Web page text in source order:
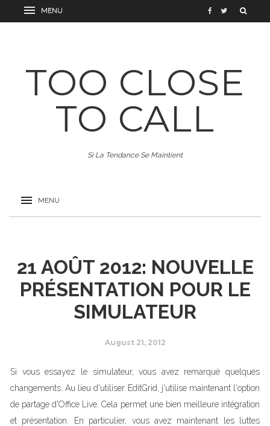
TOO CLOSE
TO CALL
Si La Tendance Se Maintient
21 AOÛT 2012: NOUVELLE
PRÉSENTATION POUR LE
SIMULATEUR
August 21, 2012
Si vous essayez le simulateur, vous avez remarqué quelques
changements. Au lieu d'utiliser EditGrid, j'utilise maintenant l'option
de partage d'Office Live. Cela permet une bien meilleure intégration
et présentation. En particulier, vous avez maintenant les luttes